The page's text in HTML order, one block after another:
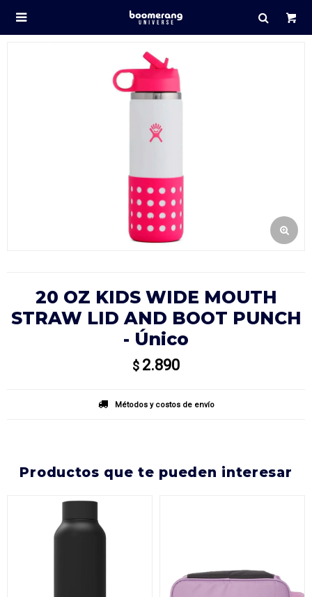

20 OZ KIDS WIDE MOUTH
STRAW LID AND BOOT PUNCH
- Único
$ 2.890
Métodos y costos de envío
productos que te pueden interesar